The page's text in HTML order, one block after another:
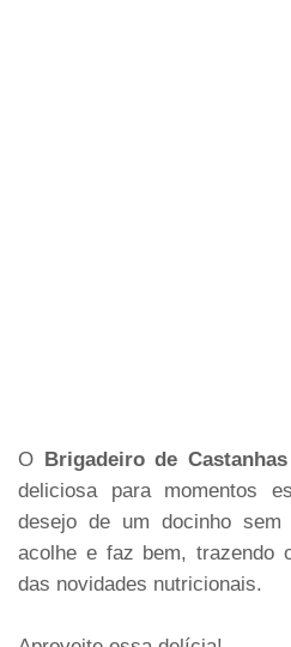
O Brigadeiro de Castanhas
deliciosa para momentos
desejo de um docinho
acolhe e faz bem, trazendo
das novidades nutricionais.